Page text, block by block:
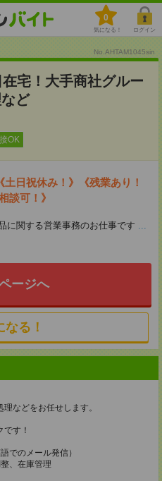
0
気になる！ ログイン
No.AHTAM1045sin
宅！大手商社グルー
ど
OK
土日祝休み！》《残業あり！
談可！》
に関する営業事務のお仕事です ...
ージへ
なる！
などをお任せします。
す！
でのメール発信）
、在庫管理